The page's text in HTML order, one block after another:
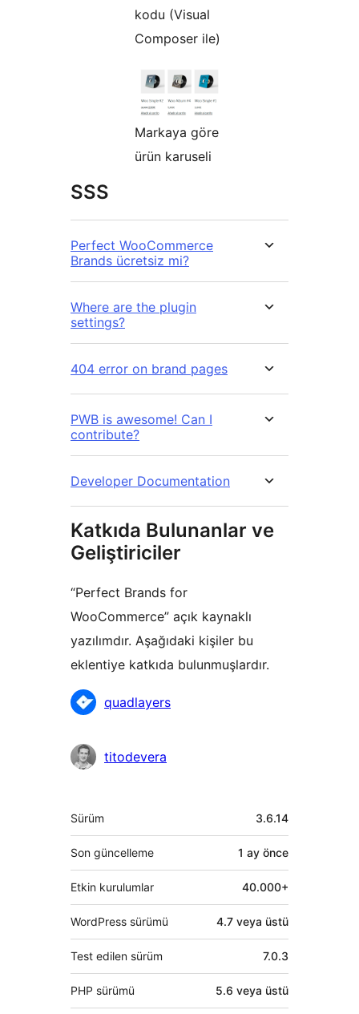
kodu (Visual
Composer ile)
Markaya göre
ürün karuseli
SSS
Perfect WooCommerce
Brands ücretsiz mi?
Where are the plugin
settings?
404 error on brand pages
PWB is awesome! Can I
contribute?
Developer Documentation
Katkıda Bulunanlar ve
Geliştiriciler
“Perfect Brands for
WooCommerce” açık kaynaklı
yazılımdır. Aşağıdaki kişiler bu
eklentiye katkıda bulunmuşlardır.
Katkıdaquadlayers
titodevera
Meta
Sürüm 3.6.14
Son güncelleme 1 ay önce
Etkin kurulumlar 40.000+
WordPress sürümü 4.7 veya üstü
Test edilen sürüm 7.0.3
PHP sürümü 5.6 veya üstü